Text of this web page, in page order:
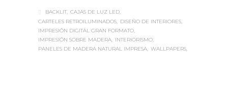
BACKLIT CAJAS DE LUZ LED
CARTELES RETROILUMINADOS
DISEÑO DE INTERIORES
IMPRESIÓN DIGITAL GRAN FORMATO
IMPRESIÓN SOBRE MADERA
INTERIORISMO
PANELES DE MADERA NATURAL IMPRESA WALLPAPERS